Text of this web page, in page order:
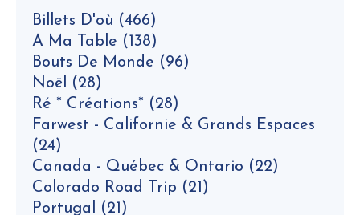
Billets D'où (466)
A Ma Table (138)
Bouts De Monde (96)
Noël (28)
Ré * Créations* (28)
Farwest - Californie & Grands Espaces
(24)
Canada - Québec & Ontario (22)
Colorado Road Trip (21)
Portugal (21)